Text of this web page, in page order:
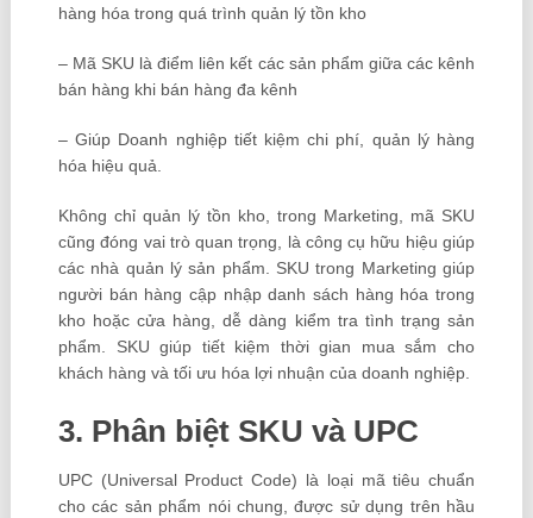
hàng hóa trong quá trình quản lý tồn kho
– Mã SKU là điểm liên kết các sản phẩm giữa các kênh
bán hàng khi bán hàng đa kênh
– Giúp Doanh nghiệp tiết kiệm chi phí, quản lý hàng
hóa hiệu quả.
Không chỉ quản lý tồn kho, trong Marketing, mã SKU
cũng đóng vai trò quan trọng, là công cụ hữu hiệu giúp
các nhà quản lý sản phẩm. SKU trong Marketing giúp
người bán hàng cập nhập danh sách hàng hóa trong
kho hoặc cửa hàng, dễ dàng kiểm tra tình trạng sản
phẩm. SKU giúp tiết kiệm thời gian mua sắm cho
khách hàng và tối ưu hóa lợi nhuận của doanh nghiệp.
3. Phân biệt SKU và UPC
UPC (Universal Product Code) là loại mã tiêu chuẩn
cho các sản phẩm nói chung, được sử dụng trên hầu